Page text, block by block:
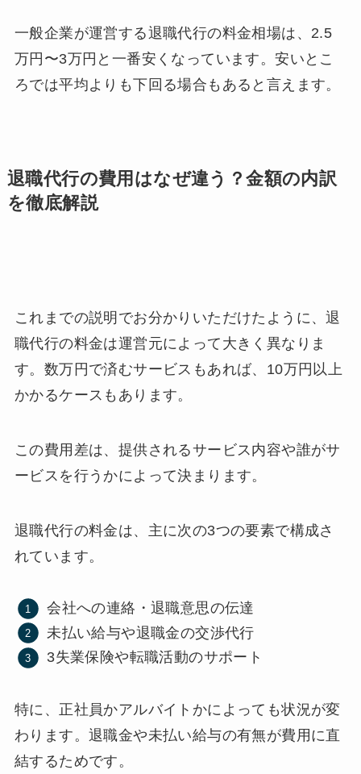
一般企業が運営する退職代行の料金相場は、2.5
万円〜3万円と一番安くなっています。安いとこ
ろでは平均よりも下回る場合もあると言えます。
退職代行の費用はなぜ違う？金額の内訳
を徹底解説
これまでの説明でお分かりいただけたように、退
職代行の料金は運営元によって大きく異なりま
す。数万円で済むサービスもあれば、10万円以上
かかるケースもあります。
この費用差は、提供されるサービス内容や誰がサ
ービスを行うかによって決まります。
退職代行の料金は、主に次の3つの要素で構成さ
れています。
会社への連絡・退職意思の伝達
未払い給与や退職金の交渉代行
3失業保険や転職活動のサポート
特に、正社員かアルバイトかによっても状況が変
わります。退職金や未払い給与の有無が費用に直
結するためです。